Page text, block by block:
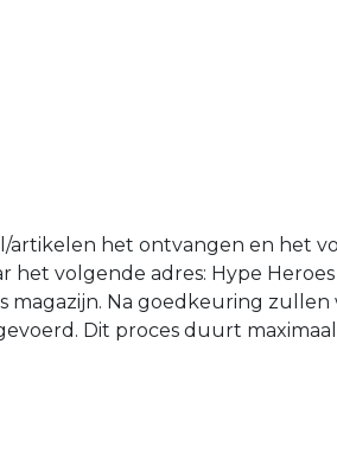
het ontvangen en het
volgende adres: Hype
Na goedkeuring
Dit proces duurt